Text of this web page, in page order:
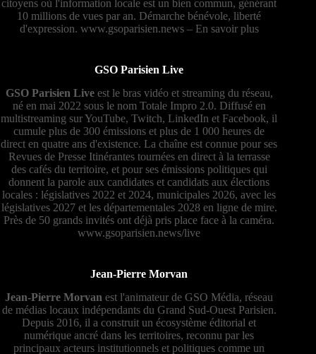
citoyens où l'information locale est un bien commun, générant
10 millions de vues par an. Démarche bénévole, liberté
d'expression. www.gsoparisien.news– En savoir plus
GSO Parisien Live
GSO Parisien Liveest le bras vidéo et streaming du réseau,
né en mai 2022 sous le nom Totale Impro 2.0. Diffusé en
multistreaming sur YouTube, Twitch, LinkedIn et Facebook, il
cumule plus de 300 émissions et plus de 1 000 heures de
direct en quatre ans d'existence. La chaîne est connue pour ses
Revues de Presse Itinérantes tournées en direct à la terrasse
des cafés du territoire, et pour ses émissions politiques qui
donnent la parole aux candidates et candidats aux élections
locales : législatives 2022 et 2024, municipales 2026, avec les
législatives 2027 et les départementales 2028 en ligne de mire.
Près de 50 grands invités ont déjà pris place face à la caméra.
www.gsoparisien.news/live
Jean-Pierre Morvan
Jean-Pierre Morvan est l'animateur de GSO Média, réseau
de médias locaux indépendants du Grand Sud-Ouest Parisien.
Depuis 2016, il a construit un écosystème éditorial et
numérique ancré dans les territoires, reconnu par les
principaux acteurs institutionnels et politiques comme un